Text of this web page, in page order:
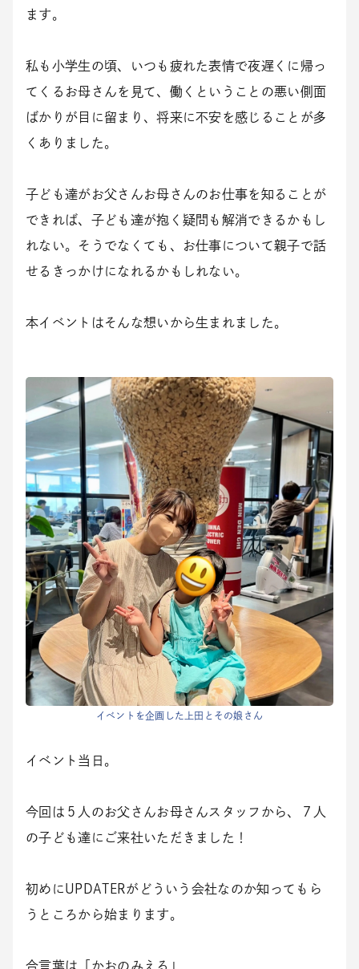
ます。
私も小学生の頃、いつも疲れた表情で夜遅くに帰っ
てくるお母さんを見て、働くということの悪い側面
ばかりが目に留まり、将来に不安を感じることが多
くありました。
子ども達がお父さんお母さんのお仕事を知ることが
できれば、子ども達が抱く疑問も解消できるかもし
れない。そうでなくても、お仕事について親子で話
せるきっかけになれるかもしれない。
本イベントはそんな想いから生まれました。
イベントを企画した上田とその娘さん
イベント当日。
今回は５人のお父さんお母さんスタッフから、７人
の子ども達にご来社いただきました！
初めにUPDATERがどういう会社なのか知ってもら
うところから始まります。
合言葉は「かおのみえる」